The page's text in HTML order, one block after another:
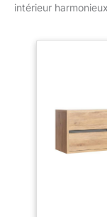
intérieur